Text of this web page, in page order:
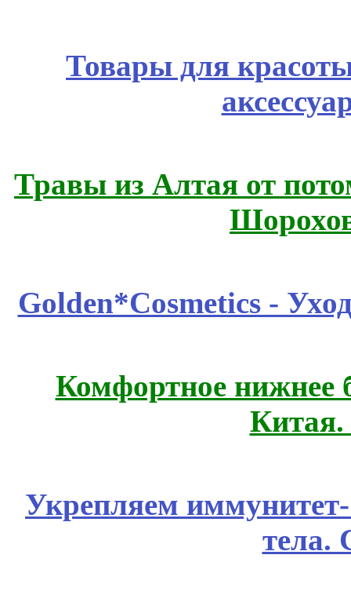
Товары для
Травы из Алтая от
Golden*Cosmetics -
Комфортное нижнее
Укрепляем
тела.